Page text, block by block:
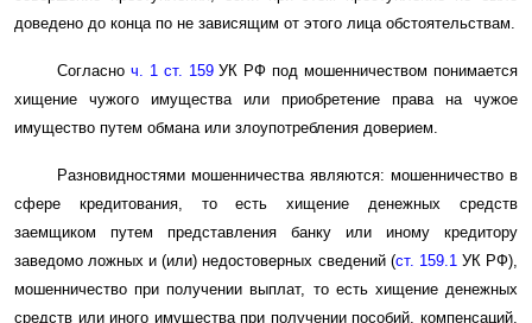
доведено до конца по не зависящим от этого лица обстоятельствам.
Согласно ч. 1 ст. 159УК РФ под мошенничеством понимается
хищение чужого имущества или приобретение права на чужое
имущество путем обмана или злоупотребления доверием.
Разновидностями мошенничества являются: мошенничество в
сфере кредитования, то есть хищение денежных средств
заемщиком путем представления банку или иному кредитору
заведомо ложных и (или) недостоверных сведений (ст. 159.1УК РФ),
мошенничество при получении выплат, то есть хищение денежных
средств или иного имущества при получении пособий, компенсаций,